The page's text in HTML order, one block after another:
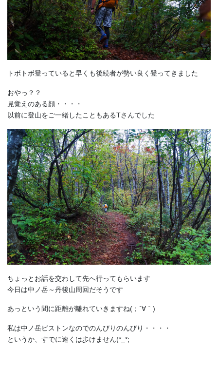
トボトボ登っていると早くも後続者が勢い良く登ってきました
おやっ？？
見覚えのある顔・・・・
以前に登山をご一緒したこともあるTさんでした
ちょっとお話を交わして先へ行ってもらいます
今日は中ノ岳～丹後山周回だそうです
あっという間に距離が離れていきますね(；´∀｀)
私は中ノ岳ピストンなのでのんびりのんびり・・・・
というか、すでに速くは歩けません(*_*;